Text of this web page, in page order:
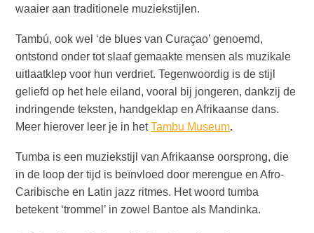
Naar
Curaçao
Curaçao
Reis
Apps
Reisplannen
Evenementen
&
Bruiloften
Vergaderingen
&
waaier aan traditionele muziekstijlen.
Tambú, ook wel ‘de blues van Curaçao’ genoemd,
ontstond onder tot slaaf gemaakte mensen als muzikale
uitlaatklep voor hun verdriet. Tegenwoordig is de stijl
geliefd op het hele eiland, vooral bij jongeren, dankzij de
indringende teksten, handgeklap en Afrikaanse dans.
Meer hierover leer je in hetTambu Museum.
Tumba is een muziekstijl van Afrikaanse oorsprong, die
in de loop der tijd is beïnvloed door merengue en Afro-
Caribische en Latin jazz ritmes. Het woord tumba
betekent ‘trommel’ in zowel Bantoe als Mandinka.